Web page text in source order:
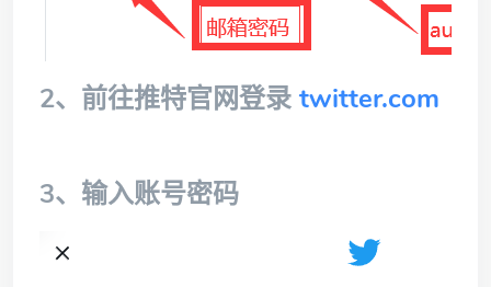
2、前往推特官网登录 twitter.com
3、输入账号密码